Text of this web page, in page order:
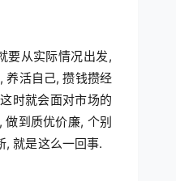
要从实际情况出发,
养活自己, 攒钱攒经
时就会面对市场的
做到质优价廉, 个别
, 就是这么一回事.